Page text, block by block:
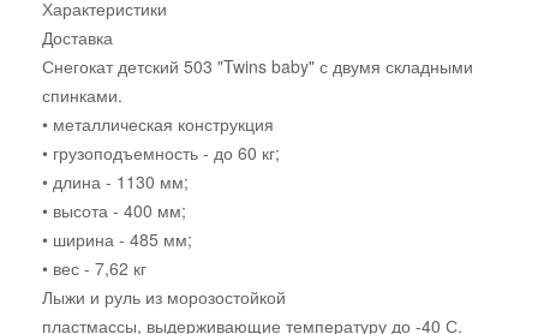
Характеристики
Доставка
Снегокат детский 503 "Twins baby" с двумя складными
спинками.
• металлическая конструкция
• грузоподъемность - до 60 кг;
• длина - 1130 мм;
• высота - 400 мм;
• ширина - 485 мм;
• вес - 7,62 кг
Лыжи и руль из морозостойкой
пластмассы, выдерживающие температуру до -40 С.